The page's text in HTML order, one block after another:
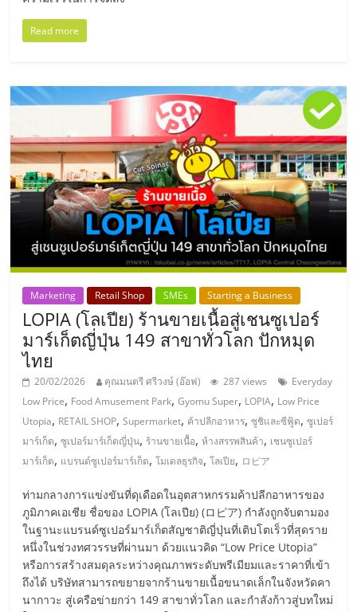
แฟ
รน
ไชส์,
ที่
ปรึกษา
แฟ
รน
ไชส์,
รวม
แฟ
รน
ไชส์
ขาย
แฟ
Read more
Marketing Retail Shop SMEs Starting a Business
LOPIA (โลเปีย) ร้านขายเนื้อสู่เชนซูเปอร์
มาร์เก็ตญี่ปุ่น 149 สาขาทั่วโลก ปักหมุด
ไทย
20/02/2026 คุณมนตรี ศรีวงษ์ (อ๊อฟ) 287 views
Everyday
Low Price, Food Amusement Park,Gyomu Super, LOPIA, Low Price
Utopia, RETAIL SHOP,Supermarket, ค้าปลีกอาหาร,ซูชิและซีฟู้ด,ซูเปอร์
มาร์เก็ต,ซูเปอร์มาร์เก็ตญี่ปุ่น, ร้านขายเนื้อ,ห้างสรรพสินค้า, เชนซูเปอร์
มาร์เก็ต, แบรนด์ซูเปอร์มาร์เก็ต,โมเดลธุรกิจ,โลเปีย, ロピア
ท่ามกลางการแข่งขันที่ดุเดือดในอุตสาหกรรมค้าปลีกอาหารของ
ภูมิภาคเอเชีย ชื่อของ LOPIA (โลเปีย) (ロピア) กำลังถูกจับตามอง
ในฐานะแบรนด์ซูเปอร์มาร์เก็ตสัญชาติญี่ปุ่นที่เติบโตเร็วที่สุดราย
หนึ่งในช่วงทศวรรษที่ผ่านมา ด้วยแนวคิด “Low Price Utopia”
หรือการสร้างสมดุลระหว่างคุณภาพระดับพรีเมียมและราคาที่เข้า
ถึงได้ บริษัทสามารถขยายจากร้านขายเนื้อขนาดเล็กในจังหวัดคา
นากาวะ สู่เครือข่ายกว่า 149 สาขาทั่วโลก และกำลังก้าวสู่บทใหม่